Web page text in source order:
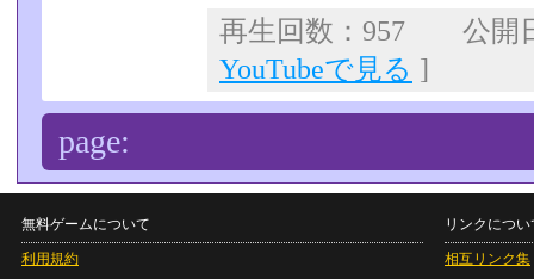
再生回数：957 公開
YouTubeで見る ]
page:
無料ゲームについて
利用規約
リンクについ
相互リンク集